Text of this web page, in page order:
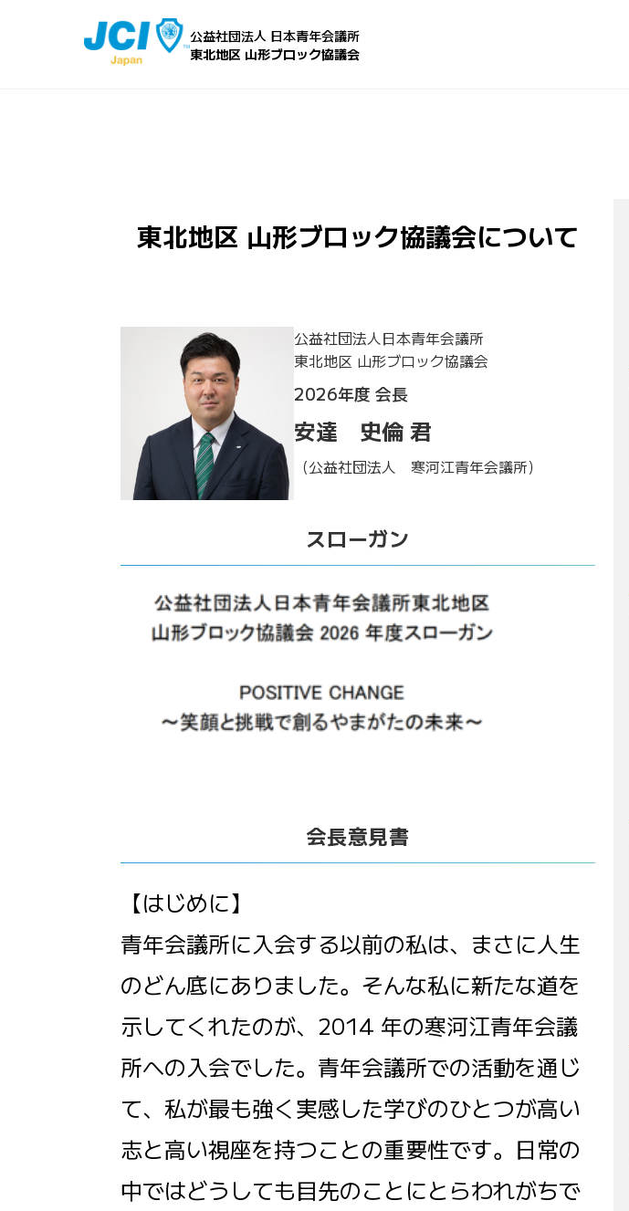
公益社団法人 日本青年会議所
東北地区 山形ブロック協議会
東北地区 山形ブロック協議会について
公益社団法人日本青年会議所
東北地区 山形ブロック協議会
2026年度 会長
安達 史倫 君
（公益社団法人 寒河江青年会議所）
スローガン
会長意見書
【はじめに】
青年会議所に入会する以前の私は、まさに人生
のどん底にありました。そんな私に新たな道を
示してくれたのが、2014 年の寒河江青年会議
所への入会でした。青年会議所での活動を通じ
て、私が最も強く実感した学びのひとつが高い
志と高い視座を持つことの重要性です。日常の
中ではどうしても目先のことにとらわれがちで